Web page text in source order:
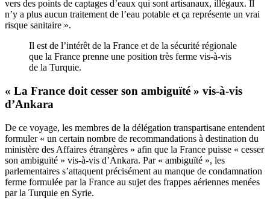
vers des points de captages d’eaux qui sont artisanaux, illégaux. Il
n’y a plus aucun traitement de l’eau potable et ça représente un vrai
risque sanitaire ».
Il est de l’intérêt de la France et de la sécurité régionale
que la France prenne une position très ferme vis-à-vis
de la Turquie.
« La France doit cesser son ambiguïté » vis-à-vis
d’Ankara
De ce voyage, les membres de la délégation transpartisane entendent
formuler « un certain nombre de recommandations à destination du
ministère des Affaires étrangères » afin que la France puisse « cesser
son ambiguïté » vis-à-vis d’Ankara. Par « ambiguïté », les
parlementaires s’attaquent précisément au manque de condamnation
ferme formulée par la France au sujet des frappes aériennes menées
par la Turquie en Syrie.